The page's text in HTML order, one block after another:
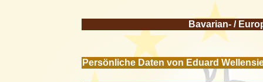
Bavarian- /
Persönliche Daten von Eduard